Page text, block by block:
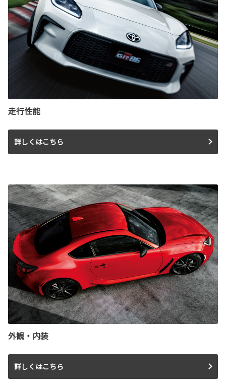
走行性能
詳しくはこちら
外観・内装
詳しくはこちら